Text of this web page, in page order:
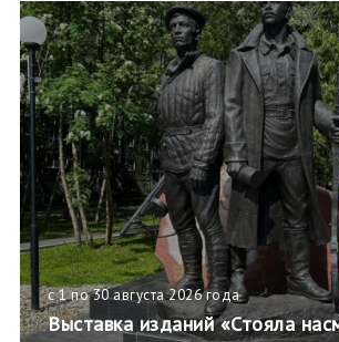
с 1 по 30 августа 2026 года
Выставка изданий «Стояла